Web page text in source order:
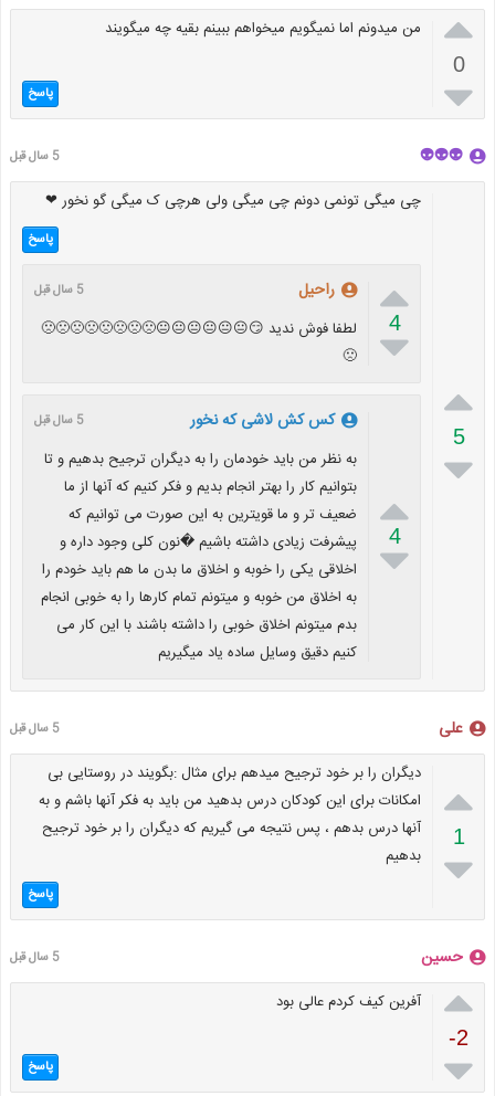

0

من میدونم اما نمیگویم میخواهم ببینم بقیه چه میگویند
پاسخ
👽👽👽 5 سال قبل

5

چی میگی تونمی دونم چی میگی ولی هرچی ک میگی گو نخور ❤
پاسخ

4

راحیل 5 سال قبل
لطفا فوش ندید 😏😐😐😐😐😐😐🙁🙁🙁🙁🙁🙁🙁🙁
🙁

4

کس کش لاشی که نخور 5 سال قبل
به نظر من باید خودمان را به دیگران ترجیح بدهیم و تا
بتوانیم کار را بهتر انجام بدیم و فکر کنیم که آنها از ما
ضعیف تر و ما قویترین به این صورت می توانیم که
پیشرفت زیادی داشته باشیم �نون کلی وجود داره و
اخلاقی یکی را خوبه و اخلاق ما بدن ما هم باید خودم را
به اخلاق من خوبه و میتونم تمام کارها را به خوبی انجام
بدم میتونم اخلاق خوبی را داشته باشند با این کار می
کنیم دقیق وسایل ساده یاد میگیریم
علی 5 سال قبل

1

دیگران را بر خود ترجیح میدهم برای مثال :بگویند در روستایی بی
امکانات برای این کودکان درس بدهید من باید به فکر آنها باشم و به
آنها درس بدهم ، پس نتیجه می گیریم که دیگران را بر خود ترجیح
بدهیم
پاسخ
حسین 5 سال قبل

-2

آفرین کیف کردم عالی بود
پاسخ